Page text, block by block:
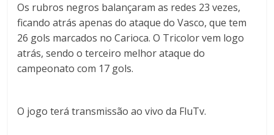
Os rubros negros balançaram as redes 23 vezes,
ficando atrás apenas do ataque do Vasco, que tem
26 gols marcados no Carioca. O Tricolor vem logo
atrás, sendo o terceiro melhor ataque do
campeonato com 17 gols.
O jogo terá transmissão ao vivo da FluTv.